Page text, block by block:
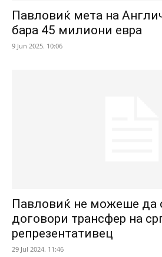
Павловиќ мета на
бара 45 милиони евра
9 Jun 2025. 10:06
Павловиќ не можеше да
договори трансфер на
репрезентативец
29 Jul 2024. 11:46